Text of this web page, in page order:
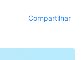
Compartilhar